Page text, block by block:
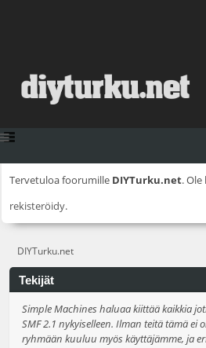
Tervetuloa foorumille DIYTurku.net. Ole
rekisteröidy.
DIYTurku.net
Tekijät
Simple Machines haluaa kiittää kaikkia
SMF 2.1 nykyiselleen. Ilman teitä tämä ei
ryhmään kuuluu myös käyttäjämme, ja